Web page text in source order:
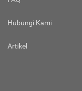
Hubungi Kami
Artikel